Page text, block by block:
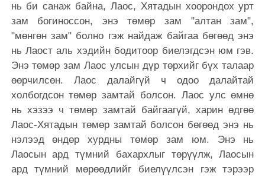
нь би санаж байна, Лаос, Хятадын хоорондох урт
зам богиноссон, энэ төмөр зам "алтан зам",
"мөнгөн зам" болно гэж найдаж байгаа бөгөөд энэ
нь Лаост аль хэдийн бодитоор биелэгдсэн юм гэв.
Энэ төмөр зам Лаос улсын дүр төрхийг бүх талаар
өөрчилсөн. Лаос далайгүй ч одоо далайтай
холбогдсон төмөр замтай болсон. Лаос улс өмнө
нь хэзээ ч төмөр замтай байгаагүй, харин өдгөө
Лаос-Хятадын төмөр замтай болсон бөгөөд энэ нь
нэлээд өндөр хурдны төмөр зам юм. Энэ нь
Лаосын ард түмний бахархлыг төрүүлж, Лаосын
ард түмний мөрөөдлийг биелүүлсэн гэж тэрээр